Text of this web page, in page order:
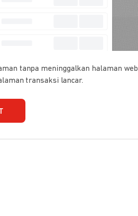
tanpa meninggalkan halaman
transaksi lancar.